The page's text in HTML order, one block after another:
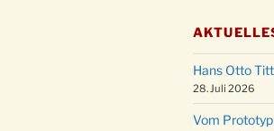
Hans Otto
28. Juli 2026
Vom